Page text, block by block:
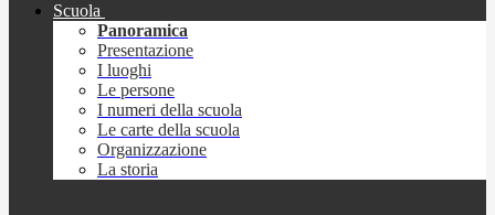
Scuola
Panoramica
Presentazione
I luoghi
Le persone
I numeri della scuola
Le carte della scuola
Organizzazione
La storia